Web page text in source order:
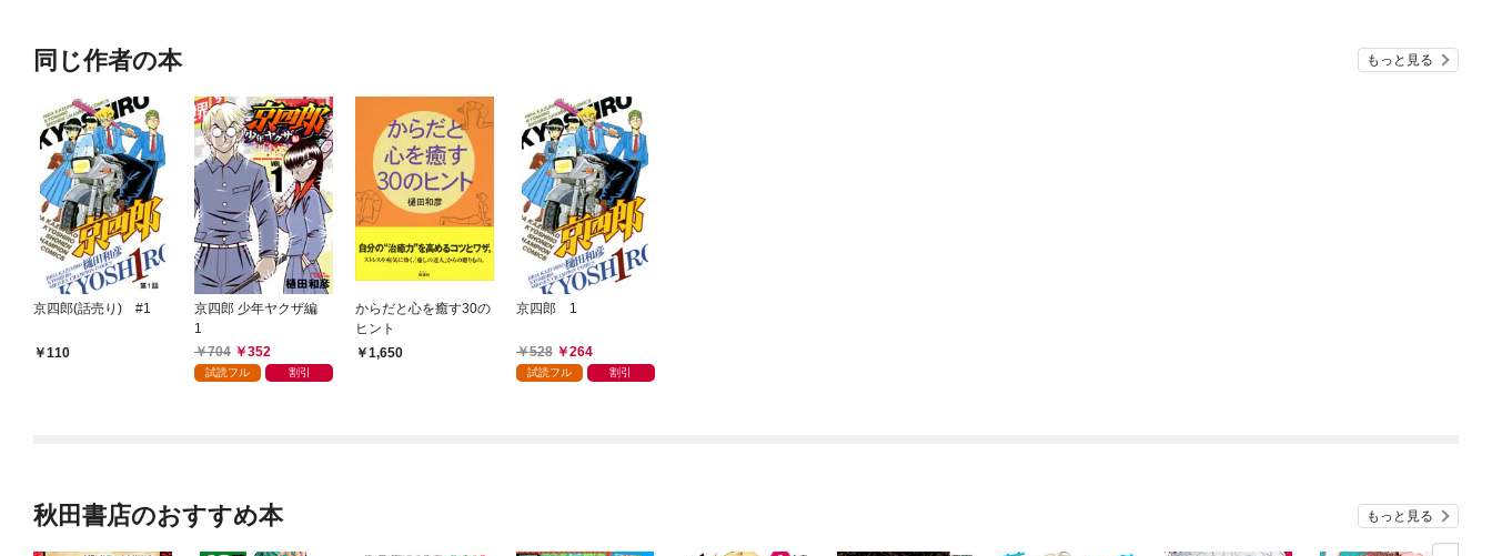
同じ作者の本 もっと見る
京四郎(話売り) #1
110
京四郎 少年ヤクザ編
1
704
352
試読フル 割引
からだと心を癒す30の
ヒント
1,650
京四郎 1
528 264
試読フル 割引
秋田書店のおすすめ本 もっと見る